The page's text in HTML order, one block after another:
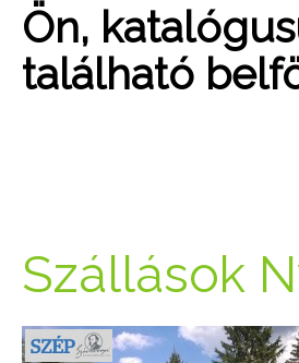
Ön,
található
Szállások